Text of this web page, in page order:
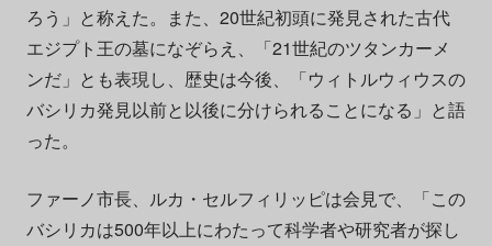
ろう」と称えた。また、20世紀初頭に発見された古代
エジプト王の墓になぞらえ、「21世紀のツタンカーメ
ンだ」とも表現し、歴史は今後、「ウィトルウィウスの
バシリカ発見以前と以後に分けられることになる」と語
った。
ファーノ市長、ルカ・セルフィリッピは会見で、「この
バシリカは500年以上にわたって科学者や研究者が探し